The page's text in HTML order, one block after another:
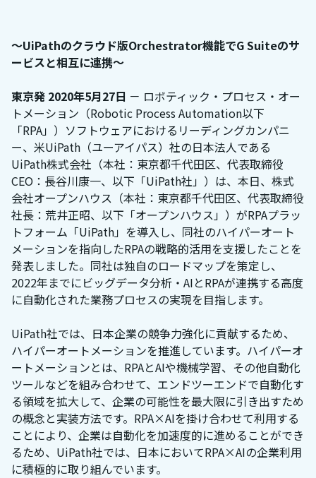
～UiPathのクラウド版Orchestrator機能でG Suiteのサ
ービスと相互に連携～
東京発 2020年5月27日 － ロボティック・プロセス・オー
トメーション（Robotic Process Automation以下
「RPA」）ソフトウェアにおけるリーディングカンパニ
ー、米UiPath（ユーアイパス）社の日本法人である
UiPath株式会社（本社：東京都千代田区、代表取締役
CEO：長谷川康一、以下「UiPath社」）は、本日、株式
会社オープンハウス（本社：東京都千代田区、代表取締役
社長：荒井正昭、以下「オープンハウス」）がRPAプラッ
トフォーム「UiPath」を導入し、同社のハイパーオート
メーションを指向したRPAの戦略的活用を支援したことを
発表しました。同社は独自のロードマップを策定し、
2022年までにビッグデータ分析・AIとRPAが連携する高度
に自動化された業務プロセスの実現を目指します。
UiPath社では、日本企業の競争力強化に貢献するため、
ハイパーオートメーションを推進しています。ハイパーオ
ートメーションとは、RPAとAIや機械学習、その他自動化
ツールなどを組み合わせて、エンドツーエンドで自動化す
る領域を拡大して、企業の可能性を最大限に引き出すため
の概念と実装方法です。RPA×AIを掛け合わせて利用する
ことにより、企業は自動化を加速度的に進めることができ
るため、UiPath社では、日本においてRPA×AIの企業利用
に積極的に取り組んでいます。